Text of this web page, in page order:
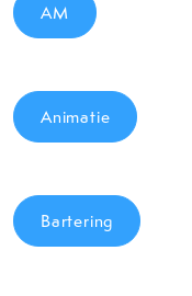
AM
Animatie
Bartering